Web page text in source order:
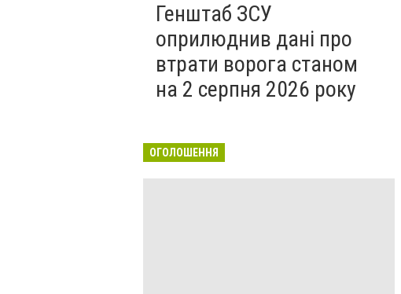
Генштаб ЗСУ
оприлюднив дані про
втрати ворога станом
на 2 серпня 2026 року
ОГОЛОШЕННЯ